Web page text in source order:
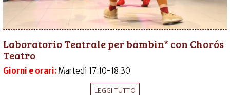
Laboratorio Teatrale per bambin* con Chorós
Teatro
Giorni e orari: Martedì 17:10-18.30
LEGGI TUTTO